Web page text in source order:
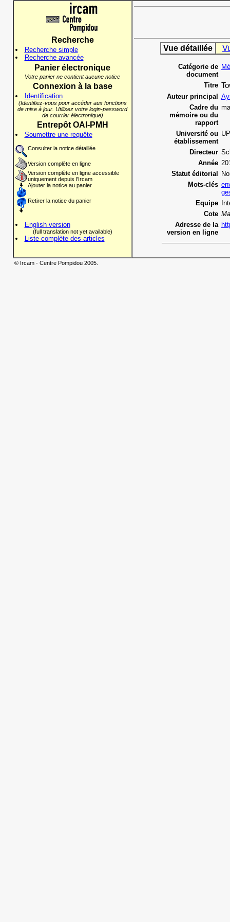
Recherche
Recherche simple
Recherche avancée
Panier électronique
Votre panier ne contient aucune notice
Connexion à la base
Identification
(Identifiez-vous pour accéder aux fonctions
de mise à jour. Utilisez votre login-password
de courrier électronique)
Entrepôt OAI-PMH
Soumettre une requête
Consulter la notice détaillée
Version complète en ligne
Version complète en ligne accessible
uniquement depuis l'Ircam
Ajouter la notice au panier
Retirer la notice du panier
English version
(full translation not yet available)
Liste complète des articles
Vue détaillée
Catégorie de
document
Titre
Auteur principal
Cadre du
mémoire ou du
rapport
Université ou
établissement
Directeur
Année
Statut éditorial
Mots-clés
Equipe
Cote
Adresse de la
version en ligne
© Ircam - Centre Pompidou 2005.